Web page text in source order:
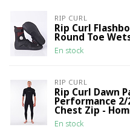
RIP CURL
Rip Curl
Round Toe
En stock
RIP CURL
Rip Curl Dawn
Performance
Chest Zip -
En stock